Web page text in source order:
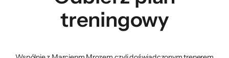
treningowy